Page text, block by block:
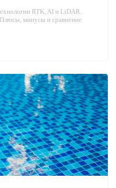
RTK, AI и LiDAR.
минусы и сравнение